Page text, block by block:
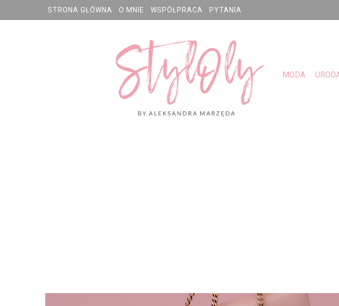
STRONA GŁÓWNA O MNIE WSPÓŁPRACA PYTANIA
MODA